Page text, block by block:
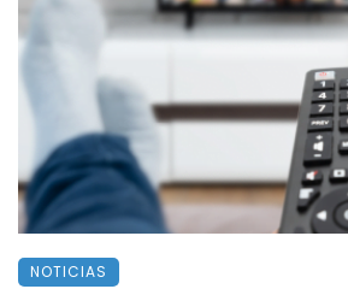
NOTICIAS